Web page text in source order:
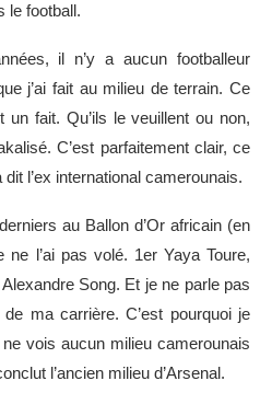
le football.
il n’y a aucun footballeur
j’ai fait au milieu de terrain. Ce
un fait. Qu’ils le veuillent ou non,
C’est parfaitement clair, ce
l’ex international camerounais.
au Ballon d’Or africain (en
l’ai pas volé. 1er Yaya Toure,
Song. Et je ne parle pas
de ma carrière. C’est pourquoi je
vois aucun milieu camerounais
l’ancien milieu d’Arsenal.